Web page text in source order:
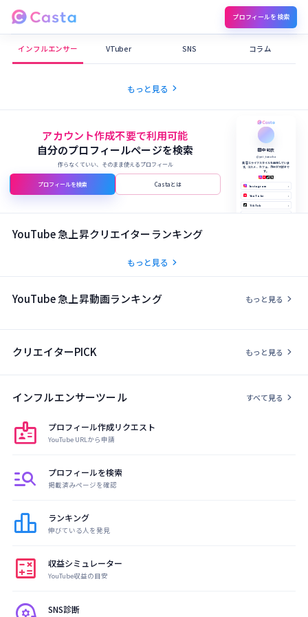
プロフィールを検索
Castaメディア
インフルエンサー VTuber SNS コラム
もっと見る chevron_right
アカウント作成不要で利用可能
自分のプロフィールページを検索
作らなくていい、そのまま使えるプロフィール
プロフィールを検索 Castaとは
田中 結衣
@yui_tanaka
美容とライフスタイルを発信していま
す。コスメ、カフェ、旅行が大好きで
す。
Instagram ›
YouTube ›
TikTok ›
YouTube 急上昇クリエイターランキング
もっと見る chevron_right
YouTube 急上昇動画ランキング もっと見る chevron_right
クリエイターPICK もっと見る chevron_right
インフルエンサーツール すべて見る chevron_right
badge プロフィール作成リクエスト
YouTube URLから申請
manage_search プロフィールを検索
掲載済みページを確認
leaderboard ランキング
伸びている人を発見
calculate 収益シミュレーター
YouTube収益の目安
SNS診断